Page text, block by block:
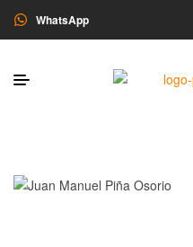
WhatsApp